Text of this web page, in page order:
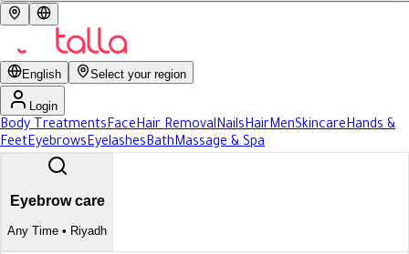
English Select your region
Login
Body TreatmentsFaceHair RemovalNailsHairMenSkincareHands &
FeetEyebrowsEyelashesBathMassage & Spa
Eyebrow care
Any Time • Riyadh